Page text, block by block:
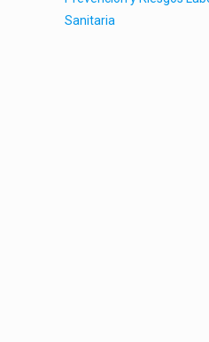
Sanitaria